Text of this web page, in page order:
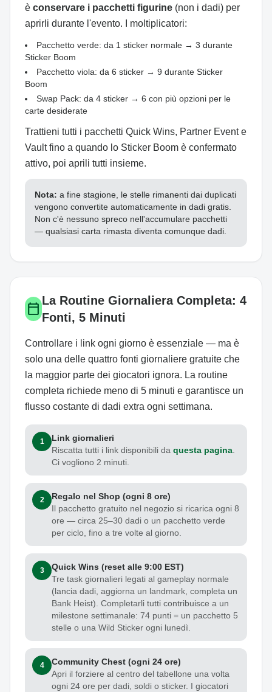
è conservare i pacchetti figurine (non i dadi) per
aprirli durante l'evento. I moltiplicatori:
Pacchetto verde: da 1 sticker normale → 3 durante
Sticker Boom
Pacchetto viola: da 6 sticker → 9 durante Sticker
Boom
Swap Pack: da 4 sticker → 6 con più opzioni per le
carte desiderate
Trattieni tutti i pacchetti Quick Wins, Partner Event e
Vault fino a quando lo Sticker Boom è confermato
attivo, poi aprili tutti insieme.
Nota: a fine stagione, le stelle rimanenti dai duplicati
vengono convertite automaticamente in dadi gratis.
Non c'è nessuno spreco nell'accumulare pacchetti
— qualsiasi carta rimasta diventa comunque dadi.
calendar_today La Routine Giornaliera Completa: 4
Fonti, 5 Minuti
Controllare i link ogni giorno è essenziale — ma è
solo una delle quattro fonti giornaliere gratuite che
la maggior parte dei giocatori ignora. La routine
completa richiede meno di 5 minuti e garantisce un
flusso costante di dadi extra ogni settimana.
1
Link giornalieri
Riscatta tutti i link disponibili da questa pagina
Ci vogliono 2 minuti.
2
Regalo nel Shop (ogni 8 ore)
Il pacchetto gratuito nel negozio si ricarica ogni 8
ore — circa 25–30 dadi o un pacchetto verde
per ciclo, fino a tre volte al giorno.
3
Quick Wins (reset alle 9:00 EST)
Tre task giornalieri legati al gameplay normale
(lancia dadi, aggiorna un landmark, completa un
Bank Heist). Completarli tutti contribuisce a un
milestone settimanale: 74 punti = un pacchetto 5
stelle o una Wild Sticker ogni lunedì.
4
Community Chest (ogni 24 ore)
Apri il forziere al centro del tabellone una volta
ogni 24 ore per dadi, soldi o sticker. I giocatori